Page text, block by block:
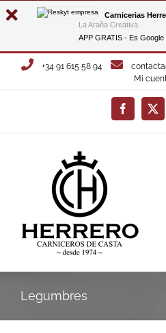
Carnicerias
La Araña Creativa
APP GRATIS - Es Google
Saltar
+34 91 615 58 94
Mi
Facebook
X
Legumbres